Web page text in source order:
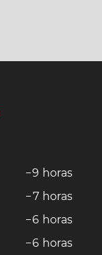
−9 horas
−7 horas
−6 horas
−6 horas